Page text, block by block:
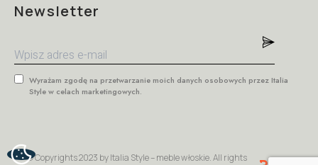
Newsletter
Wyrażam zgodę na przetwarzanie moich danych osobowych przez Italia
Style w celach marketingowych.
© Copyrights 2023 by Italia Style – meble włoskie. All rights